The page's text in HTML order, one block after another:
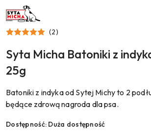
NAZWA
PRODUCENTA:
SYTA
MICHA (2)
Syta Micha Batoniki z
25g
Batoniki z indyka od Sytej Michy to 2
będące zdrową nagroda dla psa.
Dostępność: Duża dostępność